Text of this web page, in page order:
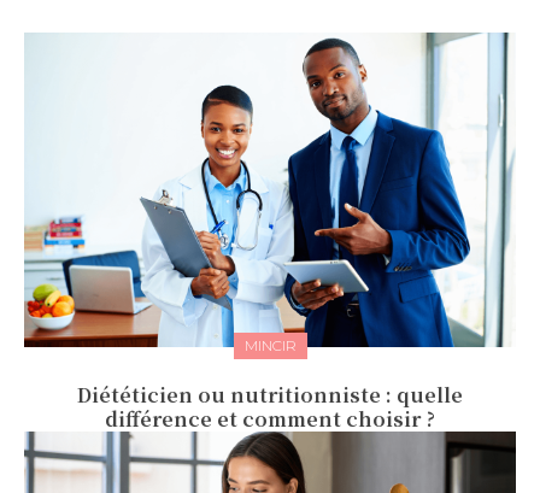
MINCIR
Diététicien ou nutritionniste : quelle
différence et comment choisir ?